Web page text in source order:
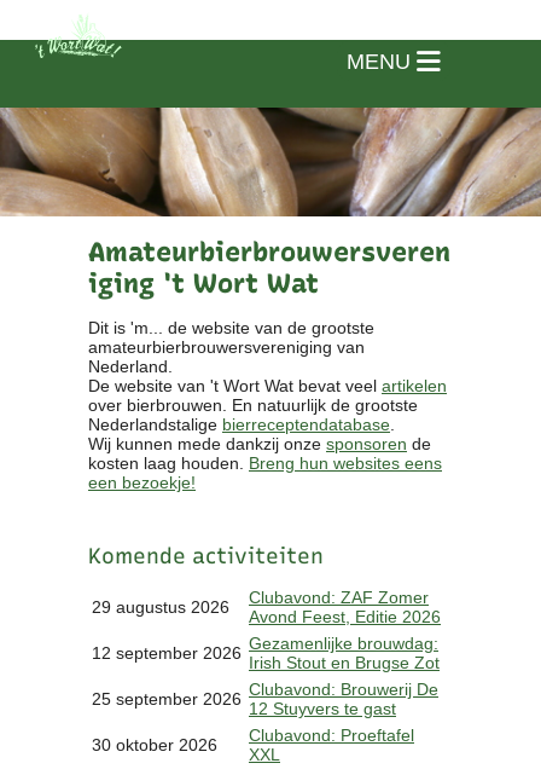
Amateurbierbrouwersveren
iging 't Wort Wat
Dit is 'm... de website van de grootste
amateurbierbrouwersvereniging van
Nederland.
De website van 't Wort Wat bevat veel artikelen
over bierbrouwen. En natuurlijk de grootste
Nederlandstalige bierreceptendatabase
Wij kunnen mede dankzij onze sponsoren de
kosten laag houden. Breng hun websites eens
een bezoekje!
Komende activiteiten
29 augustus 2026
Clubavond: ZAF Zomer
Avond Feest, Editie 2026
12 september 2026 Gezamenlijke brouwdag:
Irish Stout en Brugse Zot
25 september 2026 Clubavond: Brouwerij De
12 Stuyvers te gast
30 oktober 2026
Clubavond: Proeftafel
XXL
MENU
Clubkalender
Bestuur
- Historie
Privacyverklaring